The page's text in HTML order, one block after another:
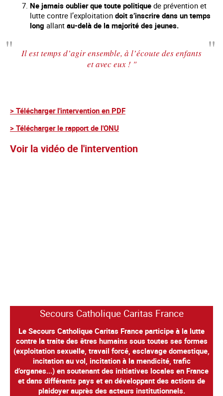
Ne jamais oublier que toute politique de prévention et
lutte contre l’exploitation doit s’inscrire dans un temps
long allant au-delà de la majorité des jeunes.
Il est temps d’agir ensemble, à l’écoute des enfants
et avec eux ! "
> Télécharger l'intervention en PDF
> Télécharger le rapport de l'ONU
Voir la vidéo de l'intervention
Secours Catholique Caritas France
Le Secours Catholique Caritas France participe à la lutte
contre la traite des êtres humains sous toutes ses formes
(exploitation sexuelle, travail forcé, esclavage domestique,
incitation au vol, incitation à la mendicité, trafic
d’organes...) en soutenant des initiatives locales en France
et dans différents pays et en développant des actions de
plaidoyer auprès des acteurs institutionnels.